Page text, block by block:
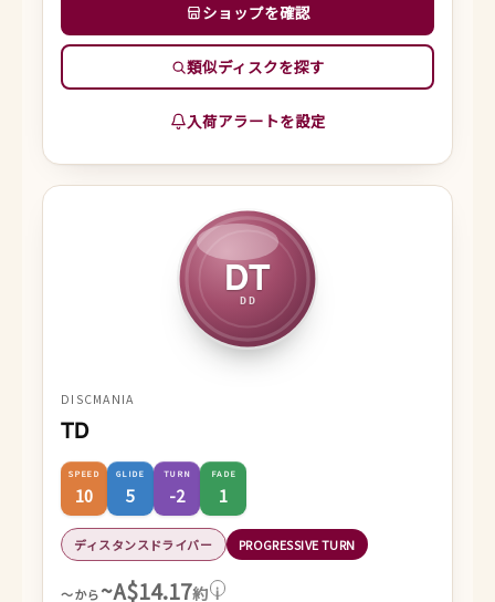
ショップを確認
類似ディスクを探す
入荷アラートを設定
DT
DD
DISCMANIA
TD
SPEED
10
GLIDE
5
TURN
-2
FADE
1
ディスタンスドライバー PROGRESSIVE TURN
～から~A$14.17約 i